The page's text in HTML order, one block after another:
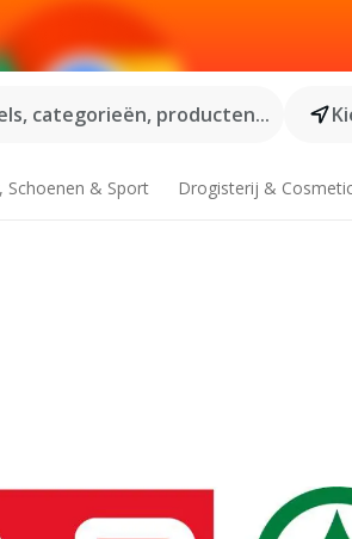
categorieën, producten...
Schoenen & Sport Drogisterij &